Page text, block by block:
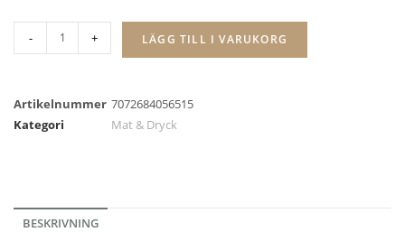
- + LÄGG TILL I VARUKORG
Artikelnummer 7072684056515
Kategori
Mat & Dryck
BESKRIVNING